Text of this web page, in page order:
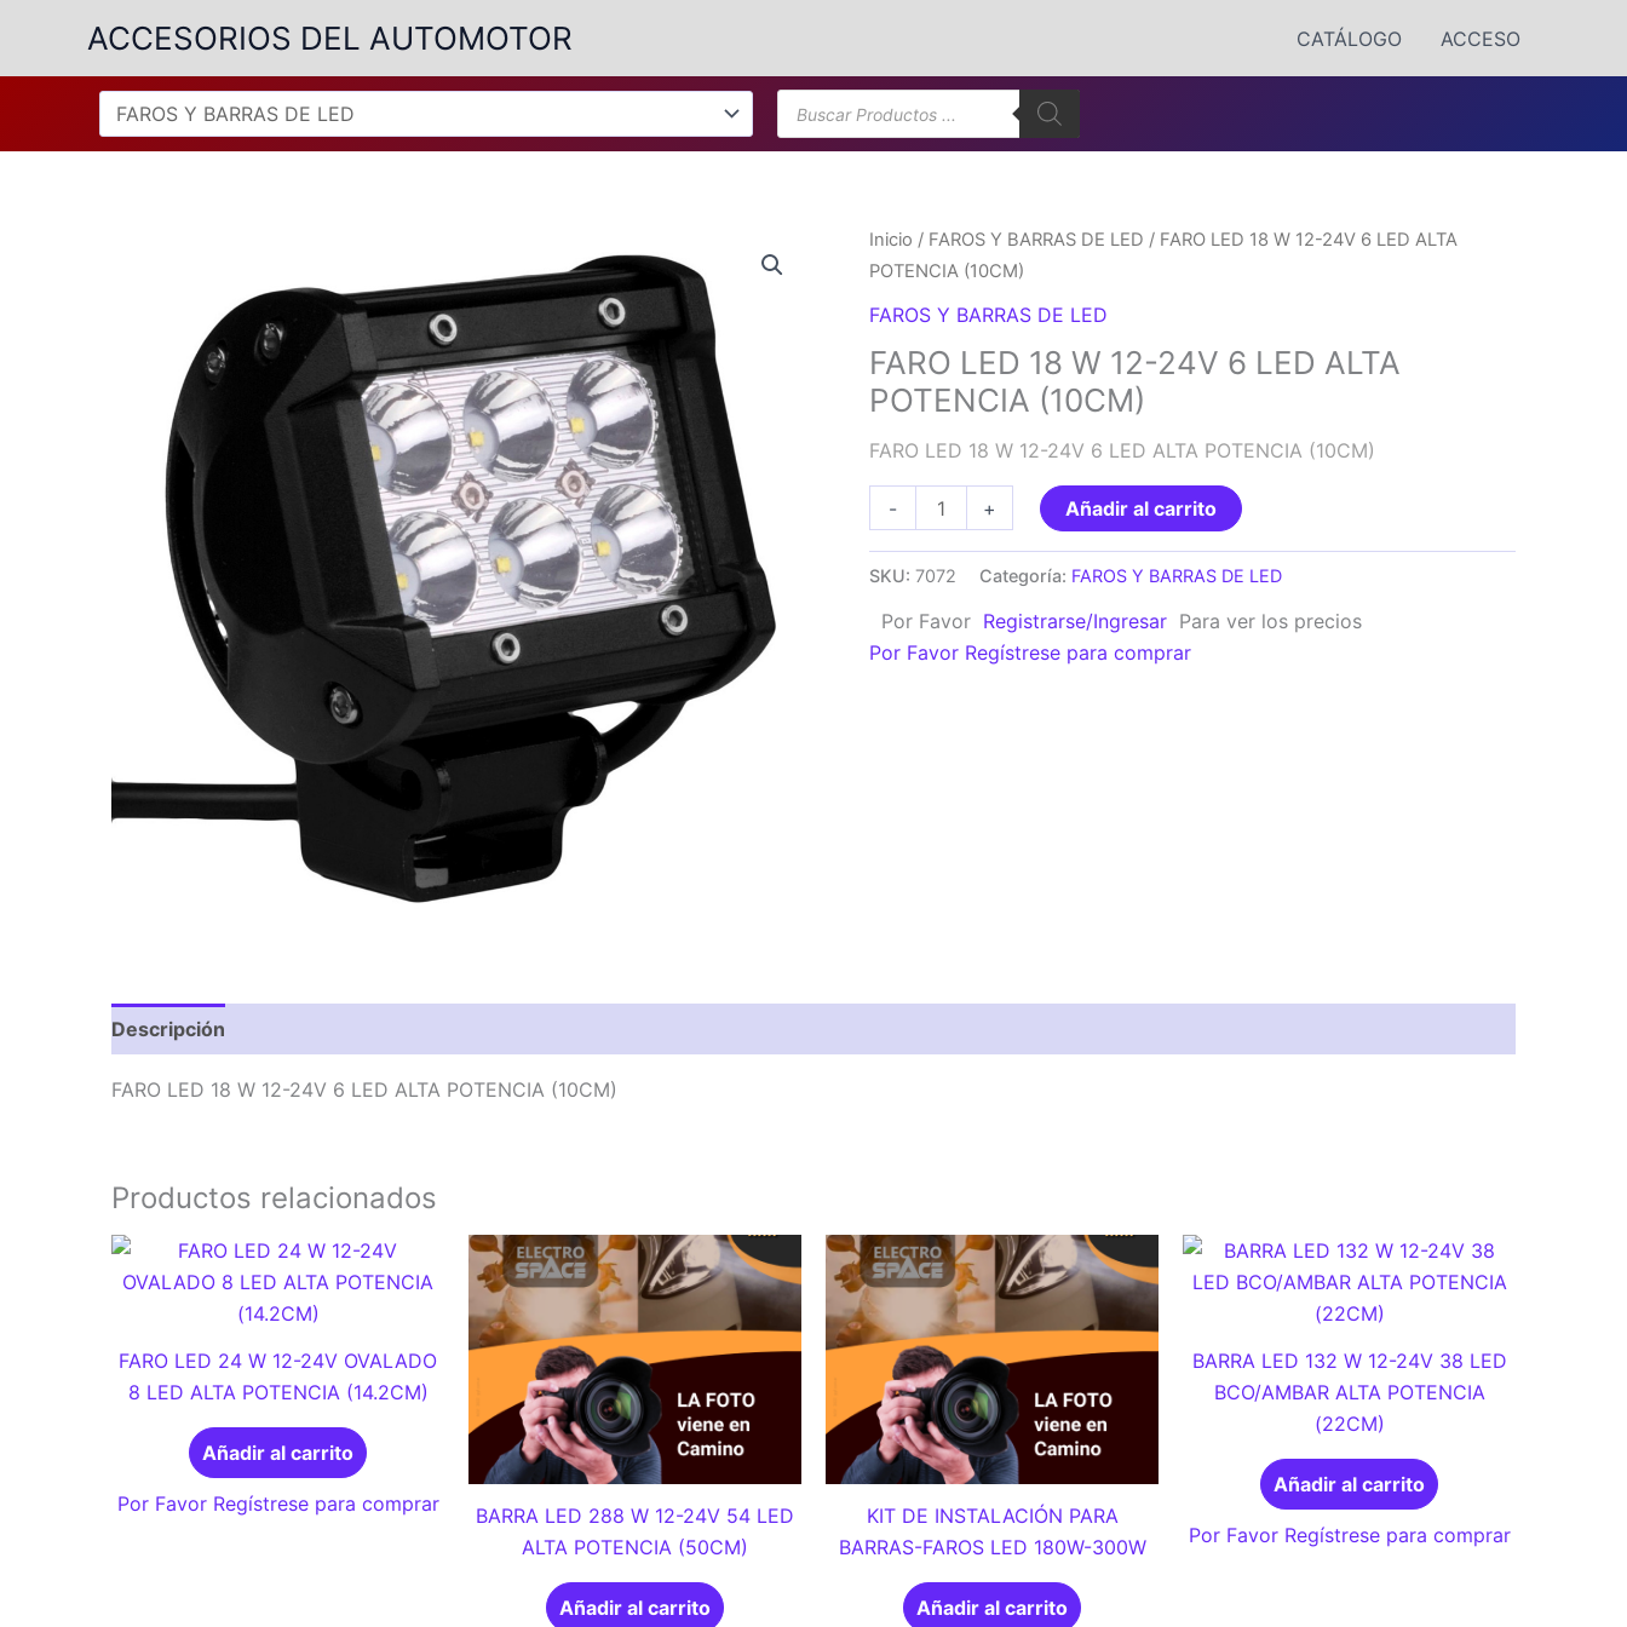
contenido
ACCESORIOS DEL AUTOMOTOR CATÁLOGO ACCESO
Búsqueda
de
productos
Inicio / FAROS Y BARRAS DE LED / FARO LED 18 W 12-24V 6 LED ALTA
POTENCIA (10CM)
FAROS Y BARRAS DE LED
FARO LED 18 W 12-24V 6 LED ALTA
POTENCIA (10CM)
FARO LED 18 W 12-24V 6 LED ALTA POTENCIA (10CM)
-
LED
12-
24V
+ Añadir al carrito
SKU:7072 Categoría: FAROS Y BARRAS DE LED
Por Favor Registrarse/Ingresar Para ver los precios
Por Favor Regístrese para comprar
Descripción
FARO LED 18 W 12-24V 6 LED ALTA POTENCIA (10CM)
Productos relacionados
FARO LED 24 W 12-24V OVALADO
8 LED ALTA POTENCIA (14.2CM)
Añadir al carrito
Por Favor Regístrese para comprar
BARRA LED 288 W 12-24V 54 LED
ALTA POTENCIA (50CM)
Añadir al carrito
KIT DE INSTALACIÓN PARA
BARRAS-FAROS LED 180W-300W
Añadir al carrito
BARRA LED 132 W 12-24V 38 LED
BCO/AMBAR ALTA POTENCIA
(22CM)
Añadir al carrito
Por Favor Regístrese para comprar